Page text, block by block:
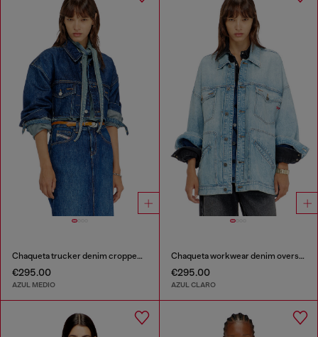
Chaqueta trucker denim cropped oversize
€295.00
AZUL MEDIO
Chaqueta workwear denim oversized
€295.00
AZUL CLARO